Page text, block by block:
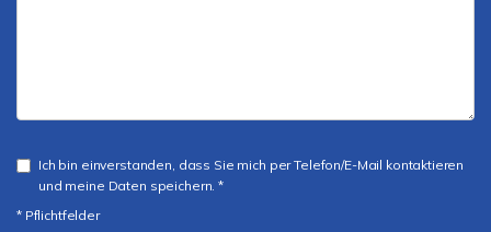
Ich bin einverstanden, dass Sie mich per Telefon/E-Mail kontaktieren
und meine Daten speichern. *
* Pflichtfelder